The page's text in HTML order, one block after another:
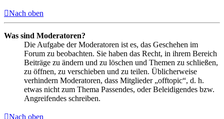
Nach oben
Was sind Moderatoren?
Die Aufgabe der Moderatoren ist es, das Geschehen im
Forum zu beobachten. Sie haben das Recht, in ihrem Bereich
Beiträge zu ändern und zu löschen und Themen zu schließen,
zu öffnen, zu verschieben und zu teilen. Üblicherweise
verhindern Moderatoren, dass Mitglieder „offtopic“, d. h.
etwas nicht zum Thema Passendes, oder Beleidigendes bzw.
Angreifendes schreiben.
Nach oben